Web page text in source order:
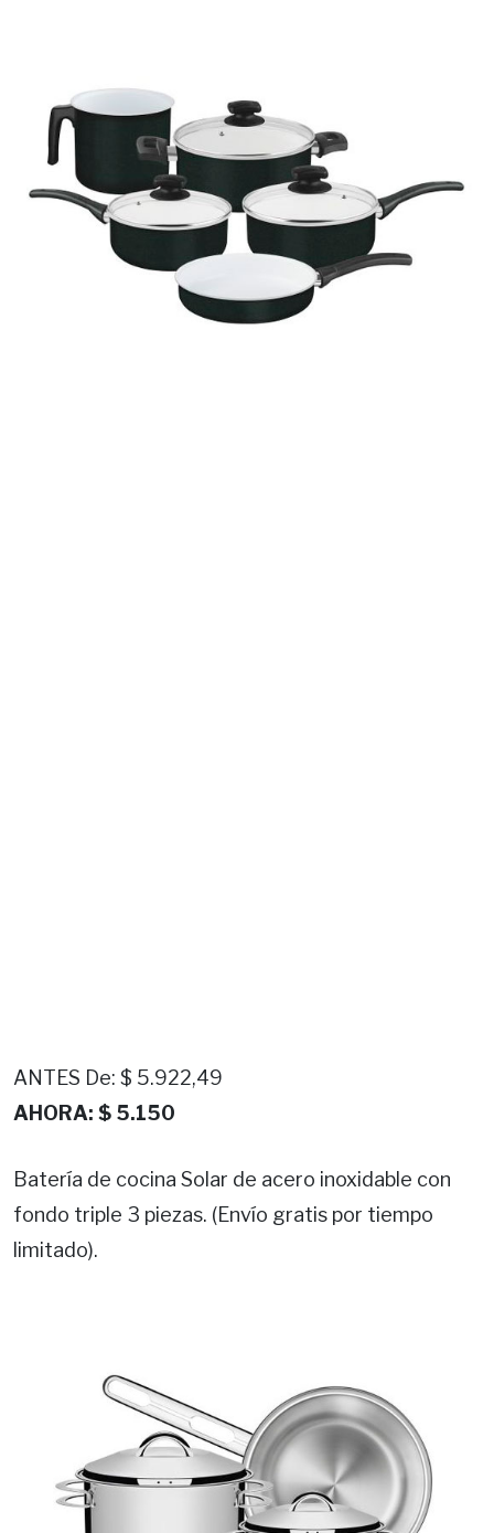
ANTES De: $ 5.922,49
AHORA: $ 5.150
Batería de cocina Solar de acero inoxidable con
fondo triple 3 piezas. (Envío gratis por tiempo
limitado).